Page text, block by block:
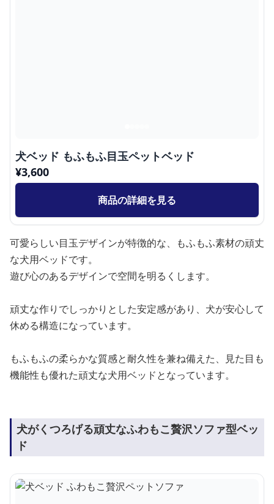
犬ベッド もふもふ目玉ペットベッド
¥3,600
商品の詳細を見る
可愛らしい目玉デザインが特徴的な、もふもふ素材の頑丈
な犬用ベッドです。
遊び心のあるデザインで空間を明るくします。
頑丈な作りでしっかりとした安定感があり、犬が安心して
休める構造になっています。
もふもふの柔らかな質感と耐久性を兼ね備えた、見た目も
機能性も優れた頑丈な犬用ベッドとなっています。
犬がくつろげる頑丈なふわもこ贅沢ソファ型ベッ
ド